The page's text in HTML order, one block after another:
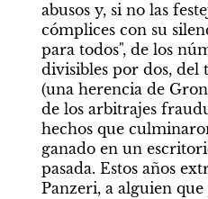
abusos y, si no las
cómplices con su
para todos", de los
divisibles por dos, del
(una herencia de
de los arbitrajes
hechos que
ganado en un
pasada. Estos años
Panzeri, a alguien